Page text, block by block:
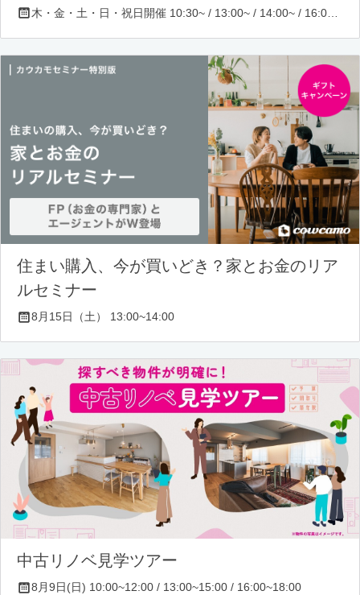
住まい購入、今が買いどき？家とお金のリア
ルセミナー
8月15日（土） 13:00~14:00
中古リノベ見学ツアー
8月9日(日) 10:00~12:00 / 13:00~15:00 / 16:00~18:00